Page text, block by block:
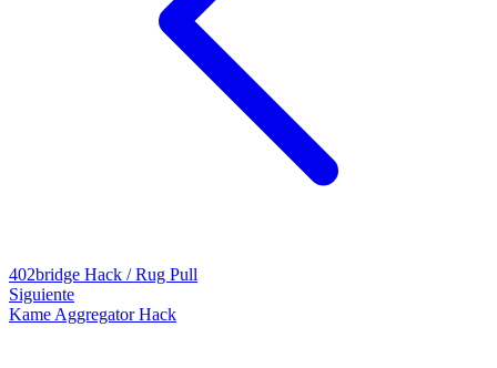
402bridge Hack / Rug Pull
Siguiente
Kame Aggregator Hack